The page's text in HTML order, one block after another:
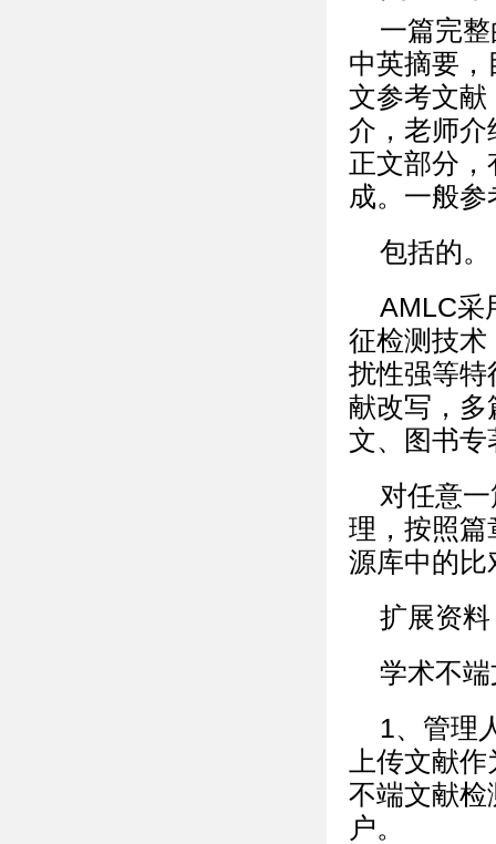
一篇完
中英摘要
文参考文献
介，老师介
正文部分
成。一般
包括的。
AMLC采
征检测技术
扰性强等特
献改写，多
文、图书专
对任意
理，按照篇
源库中的比
扩展资
学术不
1、管理
上传文献
不端文献检
户。